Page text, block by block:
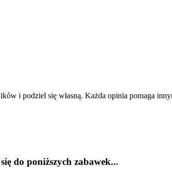
i podziel się własną. Każda opinia pomaga
do poniższych zabawek...